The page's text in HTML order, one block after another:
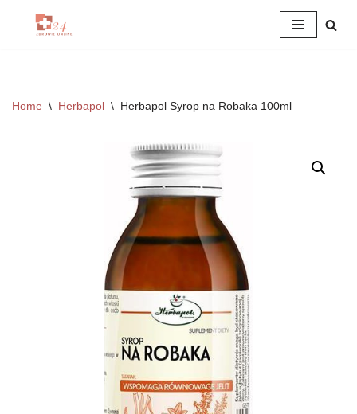
Home \ Herbapol \ Herbapol Syrop na Robaka 100ml